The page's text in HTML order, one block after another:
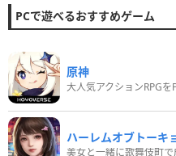
PCで遊べるおすすめゲーム
原神
大人気アクションRPGを
ハーレムオブトーキ
美女と一緒に歌舞伎町で